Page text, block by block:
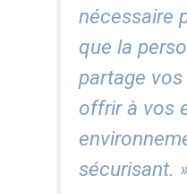
nécessaire
que la
partage
offrir à vos
sécurisant.